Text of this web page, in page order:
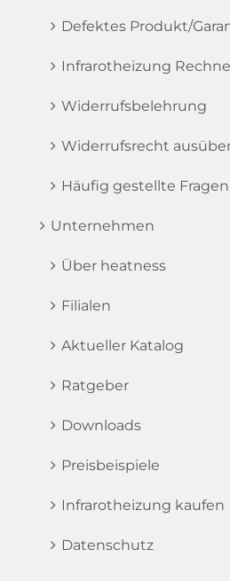
Defektes Produkt/
Infrarotheizung
Widerrufsbelehrung
Widerrufsrecht
Häufig gestellte Fragen
Unternehmen
Über heatness
Filialen
Aktueller Katalog
Ratgeber
Downloads
Preisbeispiele
Infrarotheizung kaufen
Datenschutz